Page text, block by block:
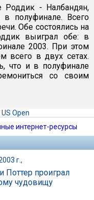
Роддик - Налбандян,
полуфинале. Всего
Обе состоялись на
выиграл обе: в
2003. При этом
всего в двух сетах.
что и в полуфинале
со своим
US Open
интернет-ресурсы
г.,
Поттер проиграл
чудовищу